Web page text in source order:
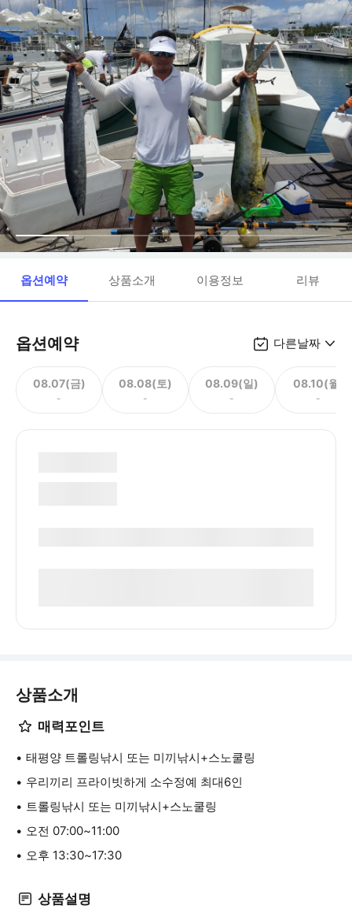
옵션예약 상품소개 이용정보 리뷰
옵션예약 다른날짜
08.07(금)
-
08.08(토)
-
08.09(일)
-
08.10(월)
-
상품소개
매력포인트
태평양 트롤링낚시 또는 미끼낚시+스노쿨링
우리끼리 프라이빗하게 소수정예 최대6인
트롤링낚시 또는 미끼낚시+스노쿨링
오전 07:00~11:00
오후 13:30~17:30
상품설명